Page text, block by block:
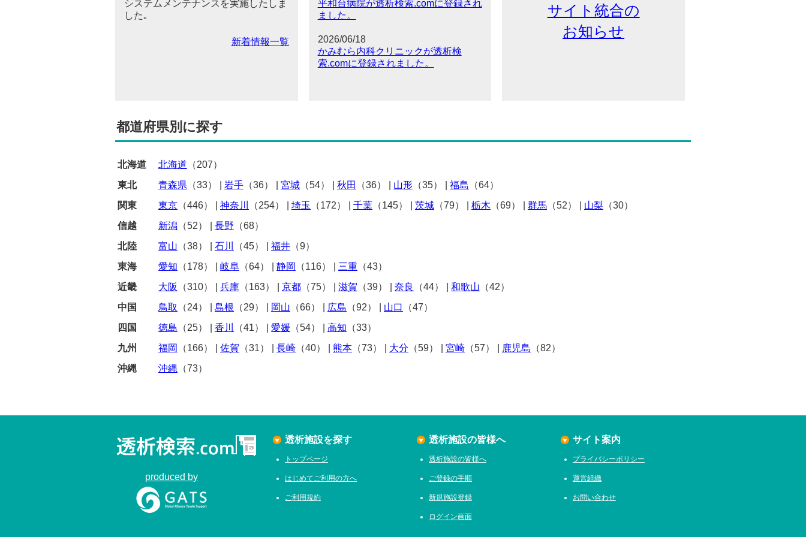
システムメンテナンスを実施したしま
した｡
新着情報一覧
平和台病院が透析検索.comに登録され
ました。
2026/06/18
かみむら内科クリニックが透析検
索.comに登録されました。
サイト統合の
お知らせ
都道府県別に探す
北海道 北海道 （207）
東北
青森県 （33） 岩手 （36） 宮城 （54） 秋田 （36） 山形 （35） 福島 （64）
関東
東京 （446） 神奈川 （254） 埼玉 （172） 千葉 （145） 茨城 （79） 栃木 （69） 群馬 （52） 山梨 （30）
信越
新潟 （52） 長野 （68）
北陸
富山 （38） 石川 （45） 福井 （9）
東海
愛知 （178） 岐阜 （64） 静岡 （116） 三重 （43）
近畿
大阪 （310） 兵庫 （163） 京都 （75） 滋賀 （39） 奈良 （44） 和歌山 （42）
中国
鳥取 （24） 島根 （29） 岡山 （66） 広島 （92） 山口
（47）
四国
徳島 （25） 香川 （41） 愛媛 （54） 高知 （33）
九州
福岡 （166） 佐賀 （31） 長崎 （40） 熊本 （73） 大分 （59） 宮崎 （57） 鹿児島 （82）
沖縄
沖縄 （73）
produced by
透析施設を探す
トップページ
はじめてご利用の方へ
ご利用規約
透析施設の皆様へ
透析施設の皆様へ
ご登録の手順
新規施設登録
ログイン画面
サイト案内
プライバシーポリシー
運営組織
お問い合わせ